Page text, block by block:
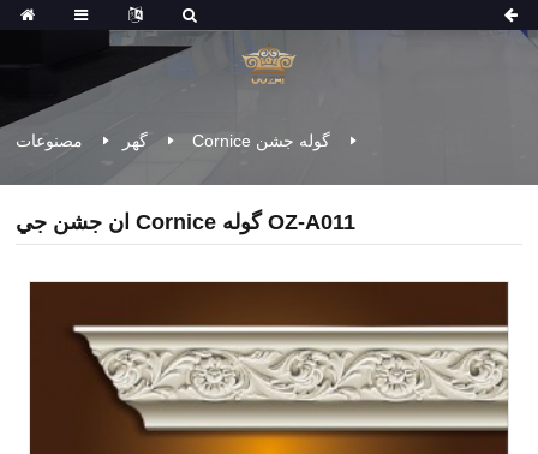
گهر مصنوعات Cornice گوله جشن
ان جشن جي Cornice گوله OZ-A011